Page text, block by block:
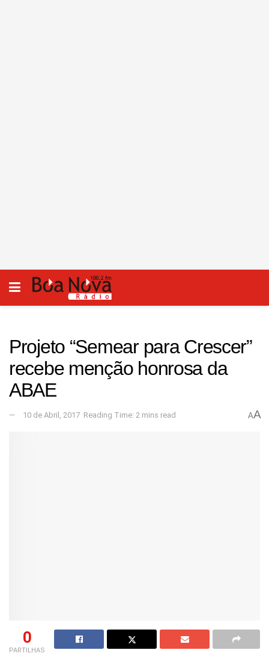
Projeto “Semear para Crescer”
recebe menção honrosa da
ABAE
10 de Abril, 2017 Reading Time: 2 mins read AA
0
PARTILHAS